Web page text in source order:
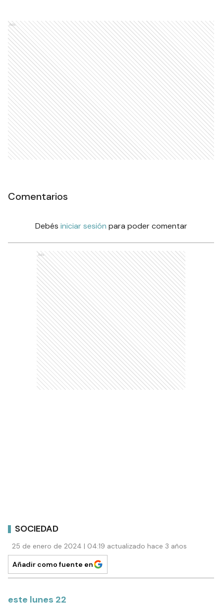
Ads
Comentarios
Debés iniciar sesión para poder comentar
Ads
SOCIEDAD
25 de enero de 2024 | 04:19 actualizado hace 3 años
Añadir como fuente en
este lunes 22